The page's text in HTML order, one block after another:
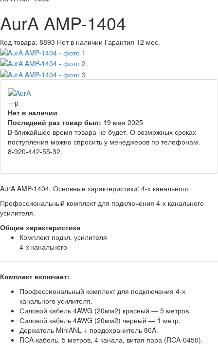
AurA AMP-1404
Код товара: 8893 Нет в наличии Гарантия 12 мес.
—p
Нет в наличии
Последний раз товар был: 19 мая 2025
В ближайшее время товара не будет. О возможных сроках
поступления можно спросить у менеджеров по телефонам:
8-920-442-55-32.
AurA AMP-1404. Основные характеристики: 4-х канального
Профессиональный комплект для подключения 4-х канального
усилителя.
Общие характеристики
Комплект подкл. усилителя
4-х канального
Комплект включает:
Профессиональный комплект для подключения 4-х
канального усилителя.
Силовой кабель 4AWG (20мм2) красный — 5 метров.
Силовой кабель 4AWG (20мм2) черный — 1 метр.
Держатель MiniANL + предохранитель 80A.
RCA-кабель: 5 метров, 4 канала, витая пара (RCA-0450).